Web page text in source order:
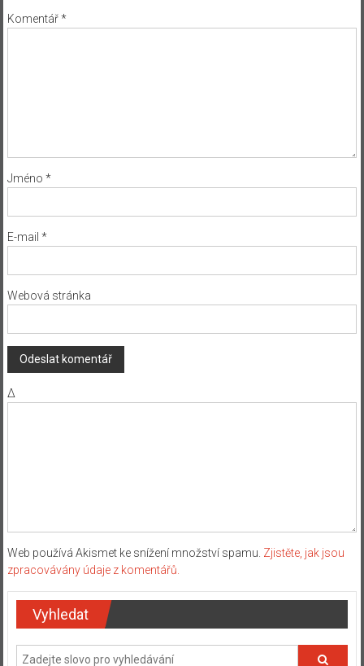
Komentář*
Jméno *
E-mail *
Webová stránka
Δ
Web používá Akismet ke snížení množství spamu. Zjistěte, jak jsou
zpracovávány údaje z komentářů.
Vyhledat